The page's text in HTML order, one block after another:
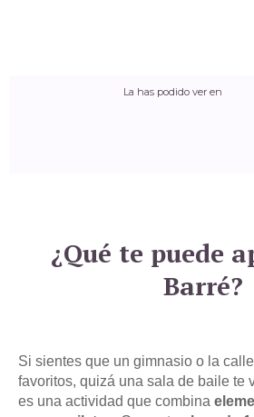
La has podido ver en
¿Qué te puede
Barré?
Si sientes que un gimnasio o la
favoritos, quizá una sala de baile te
es una actividad que combina